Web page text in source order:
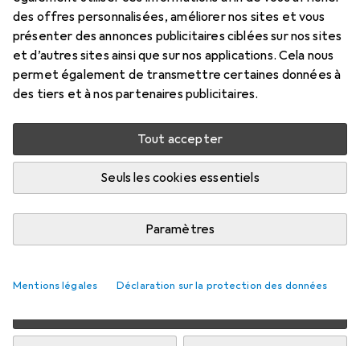
des offres personnalisées, améliorer nos sites et vous
présenter des annonces publicitaires ciblées sur nos sites
et d’autres sites ainsi que sur nos applications. Cela nous
permet également de transmettre certaines données à
des tiers et à nos partenaires publicitaires.
Tout accepter
Seuls les cookies essentiels
Paramètres
Mentions légales Déclaration sur la protection des données
Marque
Plus de produits Best
Sporting
Livré entre mar, 25/8 et mer, 2/9
Plus de 10 pièces en stock chez le fournisseur
M'informer si le produit est disponible plus tôt
par pièce
par pièce
EUR
11,41
par pièce
par pièce